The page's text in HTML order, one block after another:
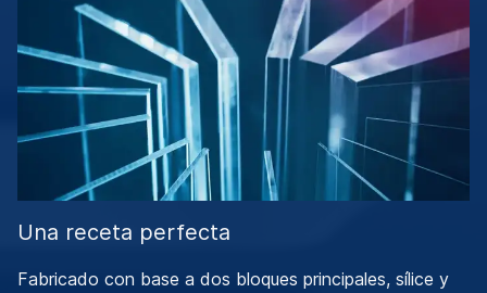
Una receta perfecta
Fabricado con base a dos bloques principales, sílice y